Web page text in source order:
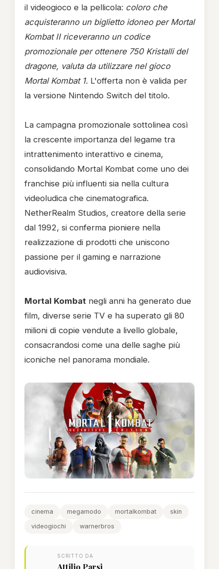
il videogioco e la pellicola: coloro che
acquisteranno un biglietto idoneo per Mortal
Kombat II riceveranno un codice
promozionale per ottenere 750 Kristalli del
dragone, valuta da utilizzare nel gioco
Mortal Kombat 1. L'offerta non è valida per
la versione Nintendo Switch del titolo.
La campagna promozionale sottolinea così
la crescente importanza del legame tra
intrattenimento interattivo e cinema,
consolidando Mortal Kombat come uno dei
franchise più influenti sia nella cultura
videoludica che cinematografica.
NetherRealm Studios, creatore della serie
dal 1992, si conferma pioniere nella
realizzazione di prodotti che uniscono
passione per il gaming e narrazione
audiovisiva.
Mortal Kombat negli anni ha generato due
film, diverse serie TV e ha superato gli 80
milioni di copie vendute a livello globale,
consacrandosi come una delle saghe più
iconiche nel panorama mondiale.
cinema megamodo mortalkombat
skin
videogiochi
warnerbros
SCRITTO DA
Attilio Parsi